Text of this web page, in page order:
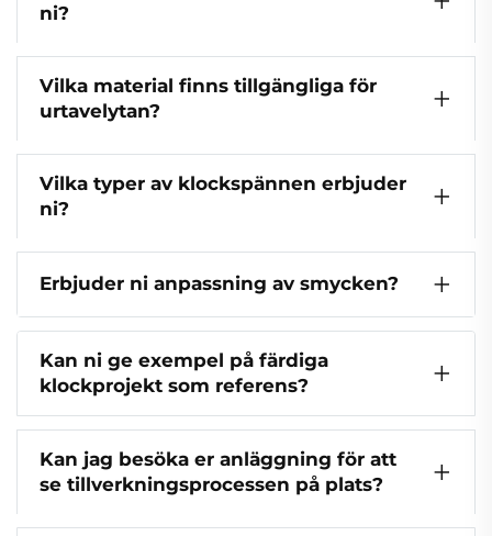
ni?
Vilka material finns tillgängliga för
urtavelytan?
Vilka typer av klockspännen erbjuder
ni?
Erbjuder ni anpassning av smycken?
Kan ni ge exempel på färdiga
klockprojekt som referens?
Kan jag besöka er anläggning för att
se tillverkningsprocessen på plats?